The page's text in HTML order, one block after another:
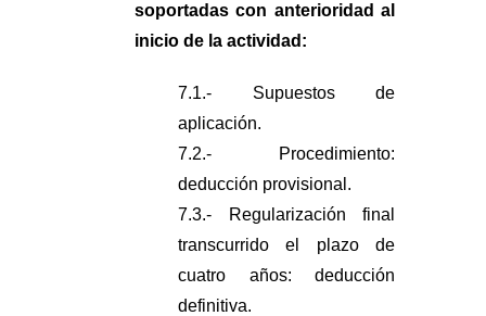
soportadas con anterioridad al
inicio de la actividad:
7.1.- Supuestos de
aplicación.
7.2.- Procedimiento:
deducción provisional.
7.3.- Regularización final
transcurrido el plazo de
cuatro años: deducción
definitiva.